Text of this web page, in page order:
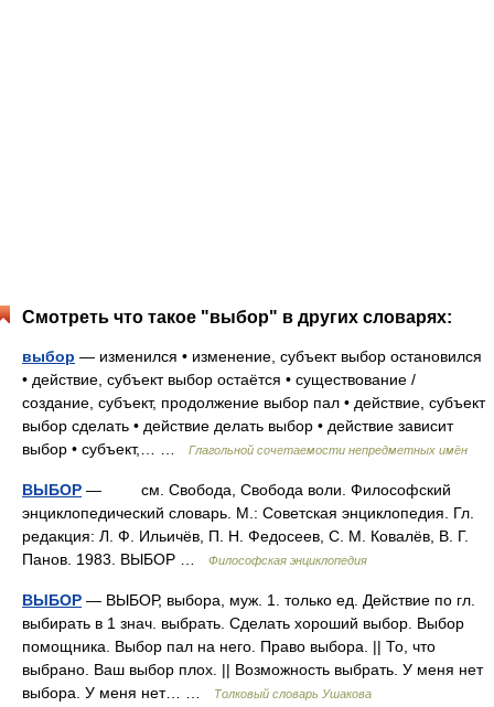
Смотреть что такое "выбор" в других словарях:
выбор — изменился • изменение, субъект выбор остановился
• действие, субъект выбор остаётся • существование /
создание, субъект, продолжение выбор пал • действие, субъект
выбор сделать • действие делать выбор • действие зависит
выбор • субъект,… …
Глагольной сочетаемости непредметных имён
ВЫБОР — см. Свобода, Свобода воли. Философский
энциклопедический словарь. М.: Советская энциклопедия. Гл.
редакция: Л. Ф. Ильичёв, П. Н. Федосеев, С. М. Ковалёв, В. Г.
Панов. 1983. ВЫБОР …
Философская энциклопедия
ВЫБОР — ВЫБОР, выбора, муж. 1. только ед. Действие по гл.
выбирать в 1 знач. выбрать. Сделать хороший выбор. Выбор
помощника. Выбор пал на него. Право выбора. || То, что
выбрано. Ваш выбор плох. || Возможность выбрать. У меня нет
выбора. У меня нет… …
Толковый словарь Ушакова